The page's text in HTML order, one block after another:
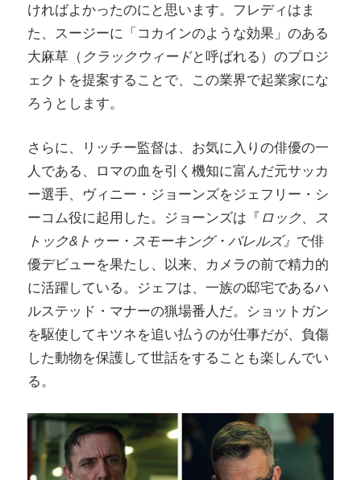
ければよかったのにと思います。フレディはま
た、スージーに「コカインのような効果」のある
大麻草（クラックウィードと呼ばれる）のプロジ
ェクトを提案することで、この業界で起業家にな
ろうとします。
さらに、リッチー監督は、お気に入りの俳優の一
人である、ロマの血を引く機知に富んだ元サッカ
ー選手、ヴィニー・ジョーンズをジェフリー・シ
ーコム役に起用した。ジョーンズは『ロック、ス
トック&トゥー・スモーキング・バレルズ』 で俳
優デビューを果たし、以来、カメラの前で精力的
に活躍している。ジェフは、一族の邸宅であるハ
ルステッド・マナーの猟場番人だ。ショットガン
を駆使してキツネを追い払うのが仕事だが、負傷
した動物を保護して世話をすることも楽しんでい
る。